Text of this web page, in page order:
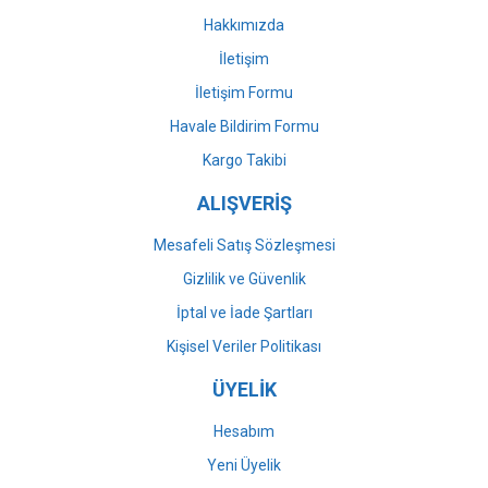
Gönder
Hakkımızda
İletişim
İletişim Formu
Havale Bildirim Formu
Kargo Takibi
ALIŞVERİŞ
Mesafeli Satış Sözleşmesi
Gizlilik ve Güvenlik
İptal ve İade Şartları
Kişisel Veriler Politikası
ÜYELİK
Hesabım
Yeni Üyelik